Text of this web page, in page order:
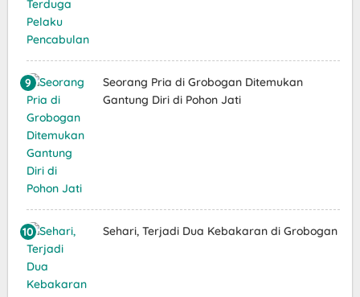
Seorang Pria di Grobogan Ditemukan
Gantung Diri di Pohon Jati
Sehari, Terjadi Dua Kebakaran di Grobogan